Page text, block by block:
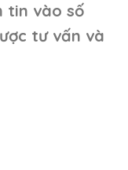
tin vào số
tư vấn và